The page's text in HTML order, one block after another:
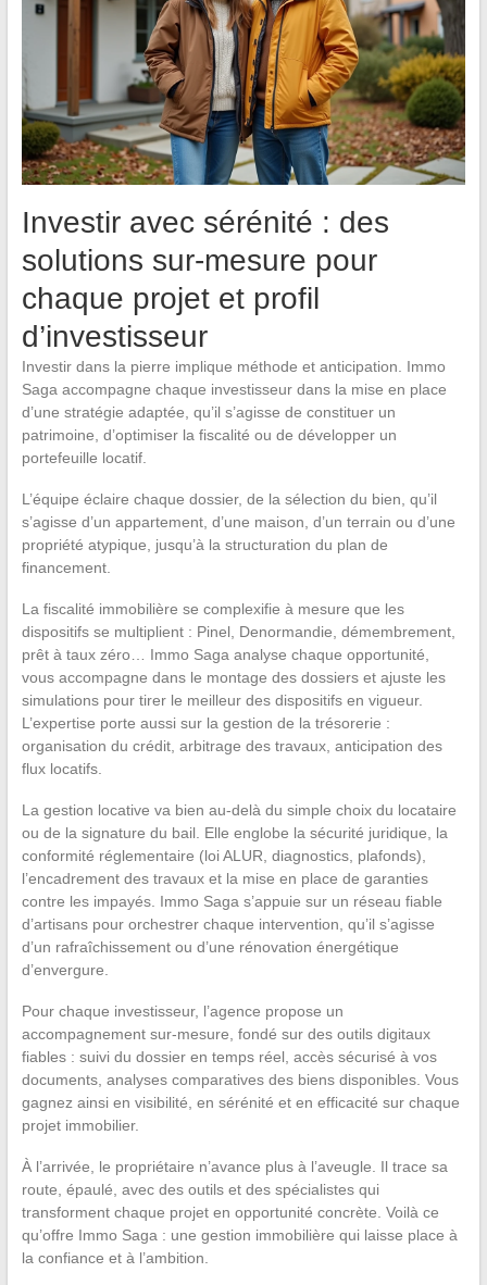
Investir avec sérénité : des
solutions sur-mesure pour
chaque projet et profil
d’investisseur
Investir dans la pierre implique méthode et anticipation. Immo
Saga accompagne chaque investisseur dans la mise en place
d’une stratégie adaptée, qu’il s’agisse de constituer un
patrimoine, d’optimiser la fiscalité ou de développer un
portefeuille locatif.
L’équipe éclaire chaque dossier, de la sélection du bien, qu’il
s’agisse d’un appartement, d’une maison, d’un terrain ou d’une
propriété atypique, jusqu’à la structuration du plan de
financement.
La fiscalité immobilière se complexifie à mesure que les
dispositifs se multiplient : Pinel, Denormandie, démembrement,
prêt à taux zéro… Immo Saga analyse chaque opportunité,
vous accompagne dans le montage des dossiers et ajuste les
simulations pour tirer le meilleur des dispositifs en vigueur.
L’expertise porte aussi sur la gestion de la trésorerie :
organisation du crédit, arbitrage des travaux, anticipation des
flux locatifs.
La gestion locative va bien au-delà du simple choix du locataire
ou de la signature du bail. Elle englobe la sécurité juridique, la
conformité réglementaire (loi ALUR, diagnostics, plafonds),
l’encadrement des travaux et la mise en place de garanties
contre les impayés. Immo Saga s’appuie sur un réseau fiable
d’artisans pour orchestrer chaque intervention, qu’il s’agisse
d’un rafraîchissement ou d’une rénovation énergétique
d’envergure.
Pour chaque investisseur, l’agence propose un
accompagnement sur-mesure, fondé sur des outils digitaux
fiables : suivi du dossier en temps réel, accès sécurisé à vos
documents, analyses comparatives des biens disponibles. Vous
gagnez ainsi en visibilité, en sérénité et en efficacité sur chaque
projet immobilier.
À l’arrivée, le propriétaire n’avance plus à l’aveugle. Il trace sa
route, épaulé, avec des outils et des spécialistes qui
transforment chaque projet en opportunité concrète. Voilà ce
qu’offre Immo Saga : une gestion immobilière qui laisse place à
la confiance et à l’ambition.